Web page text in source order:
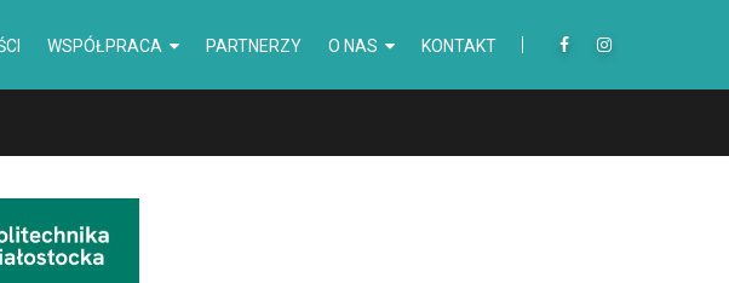
WSPÓŁPRACA PARTNERZY O NAS KONTAKT